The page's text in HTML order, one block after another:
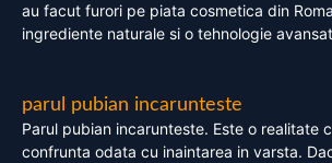
au facut furori pe piata cosmetica din
ingrediente naturale si o tehnologie
parul pubian incarunteste
Parul pubian incarunteste. Este o realitate
confrunta odata cu inaintarea in varsta.